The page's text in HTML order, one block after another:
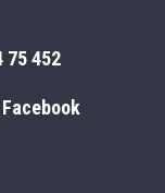
75 452